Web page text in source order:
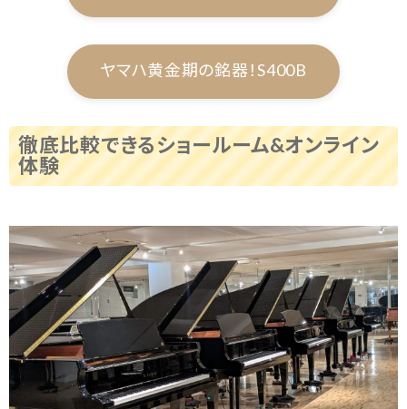
ヤマハ黄金期の銘器！S400B
徹底比較できるショールーム&オンライン
体験